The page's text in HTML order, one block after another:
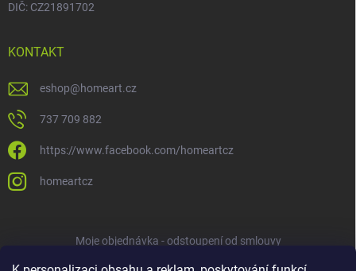
DIČ: CZ21891702
KONTAKT
eshop@homeart.cz
737 709 882
https://www.facebook.com/homeartcz
homeartcz
Moje objednávka - odstoupení od smlouvy